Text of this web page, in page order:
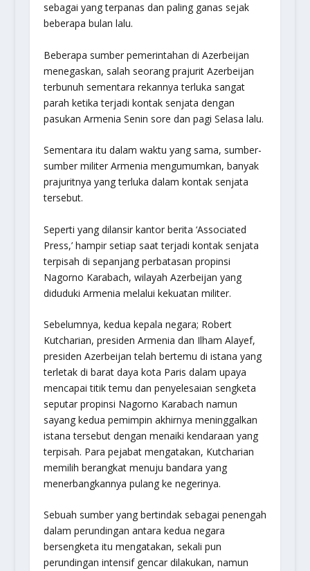
sebagai yang terpanas dan paling ganas sejak
beberapa bulan lalu.
Beberapa sumber pemerintahan di Azerbeijan
menegaskan, salah seorang prajurit Azerbeijan
terbunuh sementara rekannya terluka sangat
parah ketika terjadi kontak senjata dengan
pasukan Armenia Senin sore dan pagi Selasa lalu.
Sementara itu dalam waktu yang sama, sumber-
sumber militer Armenia mengumumkan, banyak
prajuritnya yang terluka dalam kontak senjata
tersebut.
Seperti yang dilansir kantor berita ‘Associated
Press,’ hampir setiap saat terjadi kontak senjata
terpisah di sepanjang perbatasan propinsi
Nagorno Karabach, wilayah Azerbeijan yang
diduduki Armenia melalui kekuatan militer.
Sebelumnya, kedua kepala negara; Robert
Kutcharian, presiden Armenia dan Ilham Alayef,
presiden Azerbeijan telah bertemu di istana yang
terletak di barat daya kota Paris dalam upaya
mencapai titik temu dan penyelesaian sengketa
seputar propinsi Nagorno Karabach namun
sayang kedua pemimpin akhirnya meninggalkan
istana tersebut dengan menaiki kendaraan yang
terpisah. Para pejabat mengatakan, Kutcharian
memilih berangkat menuju bandara yang
menerbangkannya pulang ke negerinya.
Sebuah sumber yang bertindak sebagai penengah
dalam perundingan antara kedua negara
bersengketa itu mengatakan, sekali pun
perundingan intensif gencar dilakukan, namun